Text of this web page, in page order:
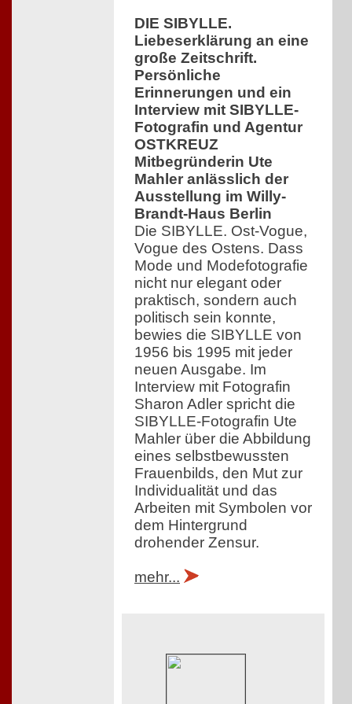
DIE SIBYLLE.
Liebeserklärung an eine
große Zeitschrift.
Persönliche
Erinnerungen und ein
Interview mit SIBYLLE-
Fotografin und Agentur
OSTKREUZ
Mitbegründerin Ute
Mahler anlässlich der
Ausstellung im Willy-
Brandt-Haus Berlin
Die SIBYLLE. Ost-Vogue,
Vogue des Ostens. Dass
Mode und Modefotografie
nicht nur elegant oder
praktisch, sondern auch
politisch sein konnte,
bewies die SIBYLLE von
1956 bis 1995 mit jeder
neuen Ausgabe. Im
Interview mit Fotografin
Sharon Adler spricht die
SIBYLLE-Fotografin Ute
Mahler über die Abbildung
eines selbstbewussten
Frauenbilds, den Mut zur
Individualität und das
Arbeiten mit Symbolen vor
dem Hintergrund
drohender Zensur.
mehr...